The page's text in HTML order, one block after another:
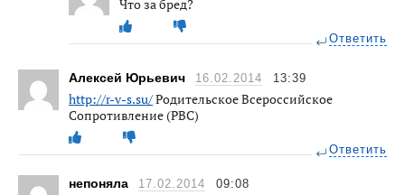
Что за бред?
Ответить
Алексей Юрьевич 16.02.2014 13:39
http://r-v-s.su/Родительское Всероссийское
Сопротивление (РВС)
Ответить
непоняла 17.02.2014 09:08